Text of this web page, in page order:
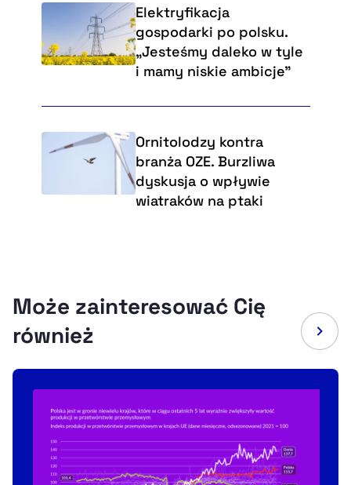
Elektryfikacja
gospodarki po polsku.
„Jesteśmy daleko w tyle
i mamy niskie ambicje”
Ornitolodzy kontra
branża OZE. Burzliwa
dyskusja o wpływie
wiatraków na ptaki
Może zainteresować Cię
również